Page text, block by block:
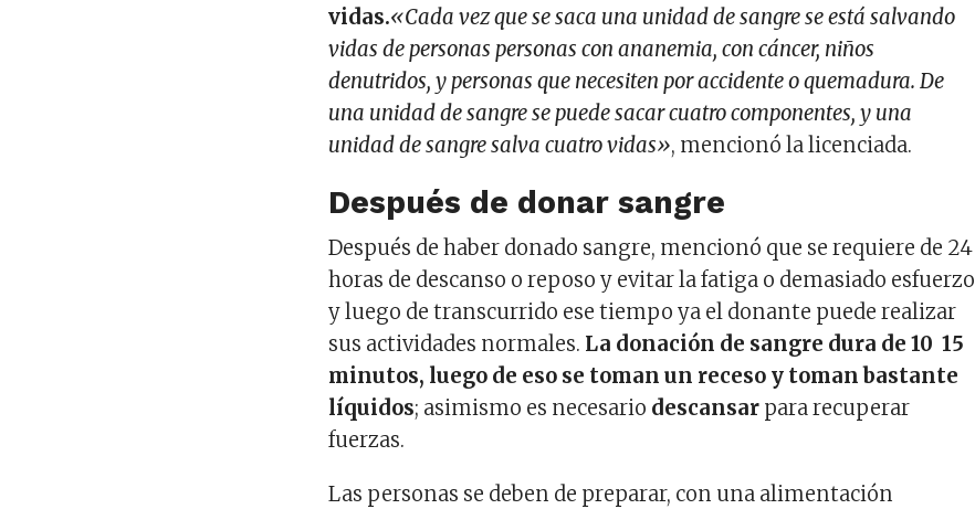
vidas.«Cada vez que se saca una unidad de sangre se está salvando
vidas de personas personas con ananemia, con cáncer, niños
denutridos, y personas que necesiten por accidente o quemadura. De
una unidad de sangre se puede sacar cuatro componentes, y una
unidad de sangre salva cuatro vidas», mencionó la licenciada.
Después de donar sangre
Después de haber donado sangre, mencionó que se requiere de 24
horas de descanso o reposo y evitar la fatiga o demasiado esfuerzo
y luego de transcurrido ese tiempo ya el donante puede realizar
sus actividades normales. La donación de sangre dura de 10 15
minutos, luego de eso se toman un receso y toman bastante
líquidos; asimismo es necesario descansar para recuperar
fuerzas.
Las personas se deben de preparar, con una alimentación